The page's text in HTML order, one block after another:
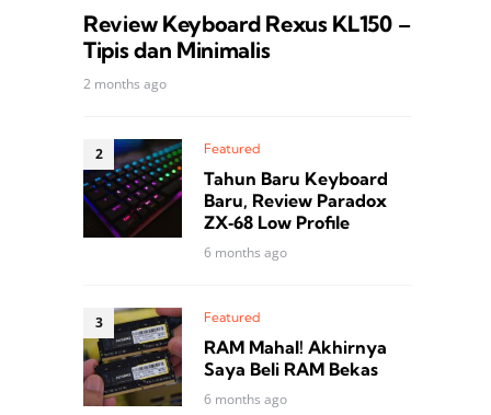
Review Keyboard Rexus KL150 –
Tipis dan Minimalis
2 months ago
Featured
Tahun Baru Keyboard
Baru, Review Paradox
ZX‑68 Low Profile
6 months ago
Featured
RAM Mahal! Akhirnya
Saya Beli RAM Bekas
6 months ago